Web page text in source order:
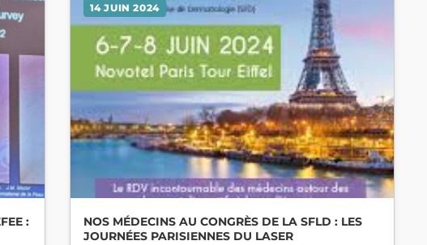
:
NOS MÉDECINS AU CONGRÈS DE LA SFLD : LES
JOURNÉES PARISIENNES DU LASER
14 JUIN 2024